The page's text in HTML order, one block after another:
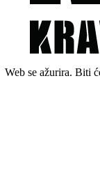
Web se ažurira. Biti